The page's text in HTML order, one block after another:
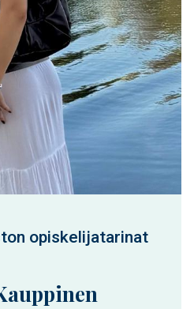
opiskelijatarinat